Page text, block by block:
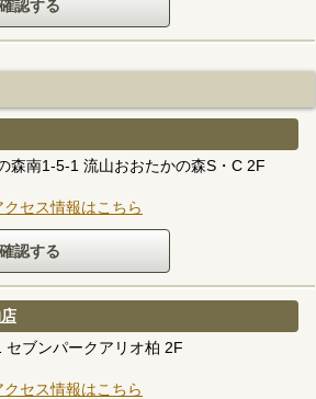
森南1-5-1 流山おおたかの森S・C 2F
セス情報はこちら
ブンパークアリオ柏 2F
セス情報はこちら